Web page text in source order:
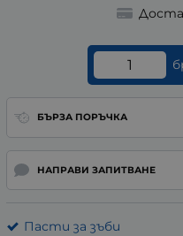
БЪРЗА ПОРЪЧКА
НАПРАВИ ЗАПИТВАНЕ
Пасти за зъби